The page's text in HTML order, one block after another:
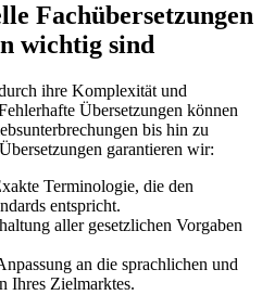
Fachübersetzungen
wichtig sind
ihre Komplexität und
Übersetzungen können
bis hin zu
garantieren wir:
Terminologie, die den
entspricht.
aller gesetzlichen Vorgaben
an die sprachlichen und
Ihres Zielmarktes.